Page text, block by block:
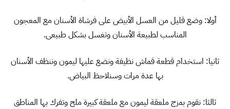
أولا: وضع قليل من العسل الأبيض على فرشاة الأسنان مع المعجون
المناسب لطبيعة الأسنان وتغسل بشكل طبيعى.
ثانيا: استخدام قطعة قماش نظيفة ونضع عليها ليمون وننظف الأسنان
بها عدة مرات وسنلاحظ البياض.
ثالثا: نقوم بمزج ملعقة ليمون مع ملعقة كبيرة ملح وتفرك بها المناطق